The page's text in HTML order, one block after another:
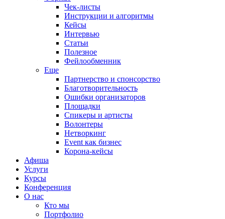
Чек-листы
Инструкции и алгоритмы
Кейсы
Интервью
Статьи
Полезное
Фейлообменник
Еще
Партнерство и спонсорство
Благотворительность
Ошибки организаторов
Площадки
Спикеры и артисты
Волонтеры
Нетворкинг
Event как бизнес
Корона-кейсы
Афиша
Услуги
Курсы
Конференция
О нас
Кто мы
Портфолио